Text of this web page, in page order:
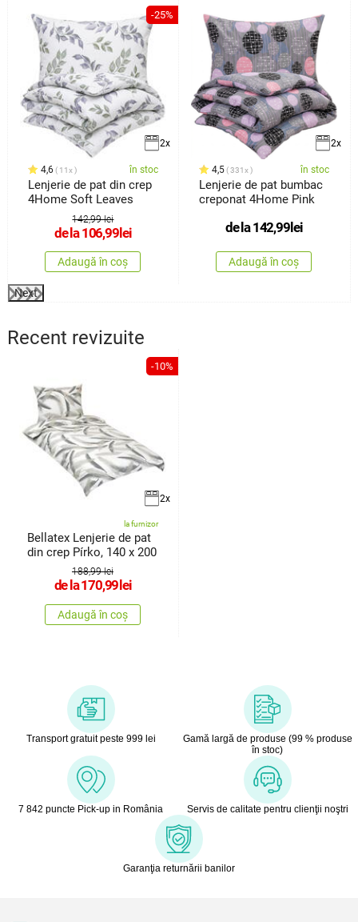
-25%
2x
4,6 11x în stoc
Lenjerie de pat din crep
4Home Soft Leaves
142,99 lei
de la106,99lei
Adaugă în coș
2x
4,5 331x în stoc
Lenjerie de pat bumbac
creponat 4Home Pink
de la142,99lei
Adaugă în coș
Next
Recent revizuite
-10%
2x
la furnizor
Bellatex Lenjerie de pat
din crep Pírko, 140 x 200
188,99 lei
de la170,99 lei
Adaugă în coș
Transport gratuit peste 999 lei
Gamă largă de produse (99 % produse
în stoc)
7 842 puncte Pick-up in România Servis de calitate pentru clienţii noştri
Garanţia returnării banilor